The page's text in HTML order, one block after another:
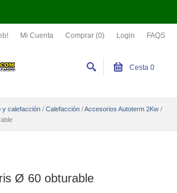
Mi Cuenta Comprar (0) Login FAQS
Cesta 0
y calefacción / Calefacción /Accesorios Autoterm 2Kw /
Ø 60 obturable